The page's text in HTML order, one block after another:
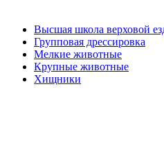
Высшая школа верховой
Групповая дрессировка
Мелкие животные
Крупные животные
Хищники